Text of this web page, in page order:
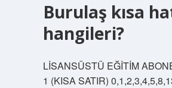
Burulaş kısa
hangileri?
LİSANSÜSTÜ EĞİTİM
1 (KISA SATIR)